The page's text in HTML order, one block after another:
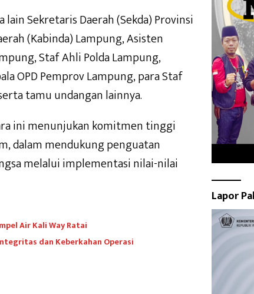
Sekretaris Daerah (Sekda) Provinsi
(Kabinda) Lampung, Asisten
Staf Ahli Polda Lampung,
OPD Pemprov Lampung, para Staf
tamu undangan lainnya.
ini menunjukan komitmen tinggi
dalam mendukung penguatan
melalui implementasi nilai-nilai
Air Kali Way Ratai
dan Keberkahan Operasi
Lapor